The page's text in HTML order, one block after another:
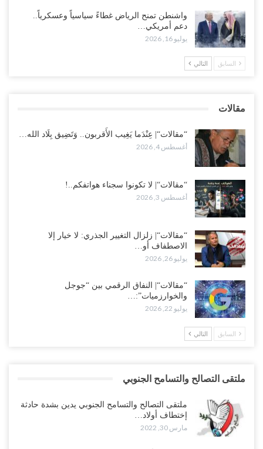
أغسطس 3, 2026
العطش وغياب الغاز يفاقمان مأساة الأهالي بعدن.. مدينة تغرق في دوامة
الانهيار الخدمي..!
أغسطس 3, 2026
واشنطن تمنح الرياض غطاءً سياسياً وعسكرياً..
دعم أمريكي…
يوليو 16, 2026
السابق التالي
مقالات
“مقالات“| عِنْدَما يَغِيب الأَقربون.. وَتَضِيق بِلَاد الله…
أغسطس 4, 2026
“مقالات“| لا تكونوا سجناء هواتفكم..!
أغسطس 3, 2026
“مقالات“| زلزال التغيير الجذري: لا خيار إلا
الاصطفاف أو…
يوليو 26, 2026
“مقالات“| النفاق الرقمي بين “جوجل
والخوارزميات”:…
يوليو 22, 2026
السابق التالي
ملتقى التصالح والتسامح الجنوبي
ملتقى التصالح والتسامح الجنوبي يدين بشدة حادثة
إختطاف أولاد…
مارس 30, 2022